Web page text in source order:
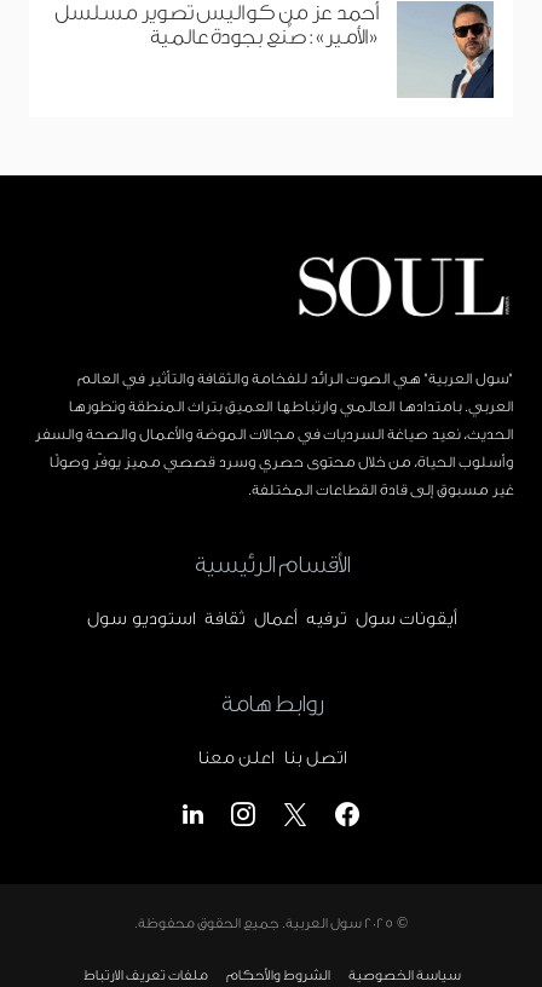
أحمد عز من كواليس تصوير مسلسل
«الأمير»: صُنع بجودة عالمية
"سول العربية" هي الصوت الرائد للفخامة والثقافة والتأثير في العالم
العربي. بامتدادها العالمي وارتباطها العميق بتراث المنطقة وتطورها
الحديث، نعيد صياغة السرديات في مجالات الموضة والأعمال والصحة والسفر
وأسلوب الحياة، من خلال محتوى حصري وسرد قصصي مميز يوفّر وصولًا
غير مسبوق إلى قادة القطاعات المختلفة.
الأقسام الرئيسية
أيقونات سول ترفيه أعمال ثقافة استوديو سول
روابط هامة
اتصل بنا اعلن معنا
© 2025 سول العربية. جميع الحقوق محفوظة.
سياسة الخصوصية الشروط والأحكام ملفات تعريف الارتباط